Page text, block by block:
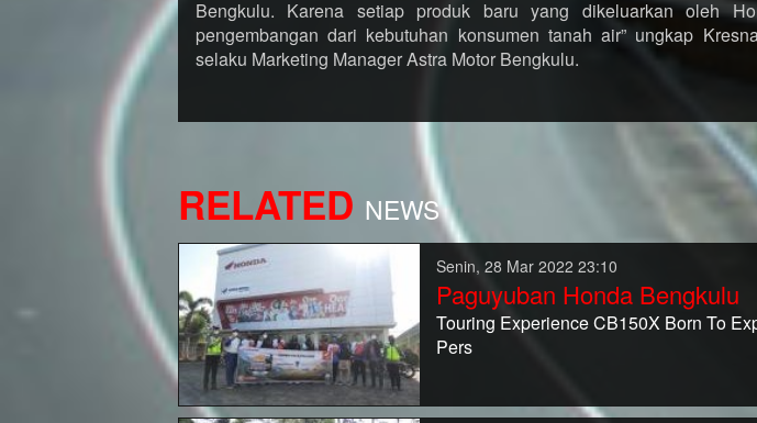
Bengkulu. Karena setiap produk baru yang dikeluarkan oleh
pengembangan dari kebutuhan konsumen tanah air” ungkap
selaku Marketing Manager Astra Motor Bengkulu.
RELATED NEWS
Senin, 28 Mar 2022 23:10
Paguyuban Honda Bengkulu
Touring Experience CB150X Born To
Pers